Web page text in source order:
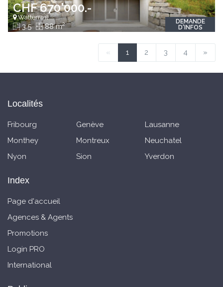
CHF 670'000.-
Wattenwil
3.5 88 m2
DEMANDE
D'INFOS
« 1 2 3 4 »
Localités
Fribourg Genève
Lausanne
Monthey
Montreux
Neuchatel
Nyon
Sion Yverdon
Index
Page d'accueil
Agences & Agents
Promotions
Login PRO
International